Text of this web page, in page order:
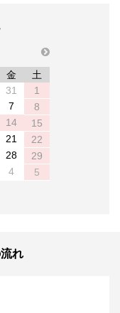
next
金
土
31
1
7
8
14
15
21
22
28
29
4 5
れ